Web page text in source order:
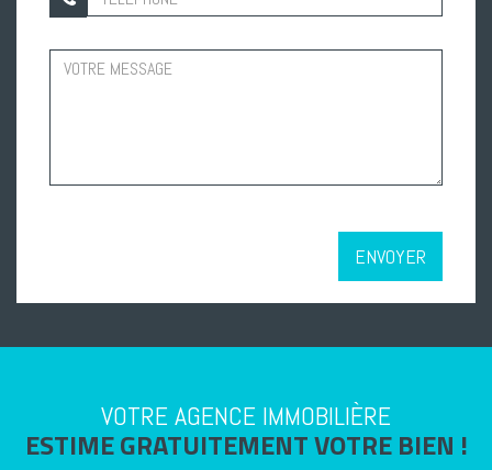
ENVOYER
VOTRE AGENCE IMMOBILIÈRE
ESTIME GRATUITEMENT VOTRE BIEN !